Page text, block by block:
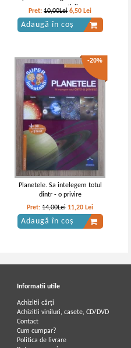
astronauticii
Pret:10,00Lei 6,50 Lei
Adaugă în coș
-20%
Planetele. Sa intelegem totul
dintr - o privire
Pret:14,00Lei 11,20 Lei
Adaugă în coș
Informatii utile
Achizitii cărți
Achizitii viniluri, casete, CD/DVD
Contact
Cum cumpar?
Politica de livrare